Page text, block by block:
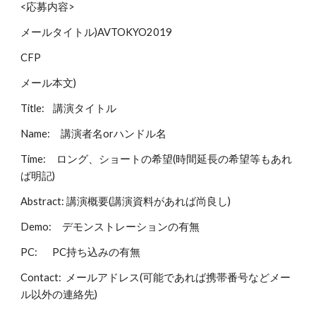
<応募内容>
メールタイトル)AVTOKYO2019
CFP
メール本文)
Title:    講演タイトル
Name:     講演者名orハンドル名
Time:     ロング、ショートの希望(時間延長の希望等もあれ
ば明記)
Abstract: 講演概要(講演資料があれば尚良し)
Demo:     デモンストレーションの有無
PC:       PC持ち込みの有無
Contact:  メールアドレス(可能であれば携帯番号などメー
ル以外の連絡先)